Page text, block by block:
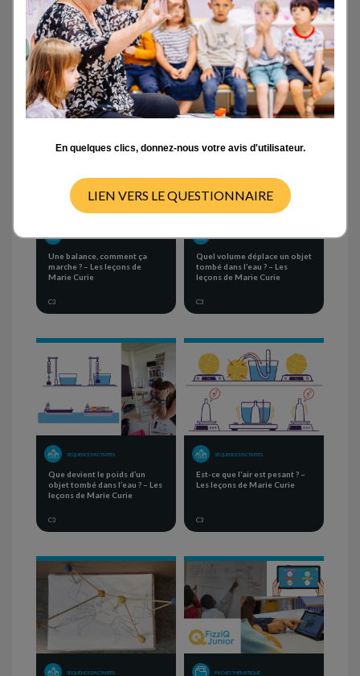
Activités en classe
- TOUT - CYCLE 1 CYCLE 2 CYCLE 3 CYCLE 4
Une balance, comment ça
marche ? – Les leçons de
Marie Curie
C3
Quel volume déplace un objet
tombé dans l’eau ? – Les
leçons de Marie Curie
C3
SÉQUENCE D'ACTIVITÉS
Que devient le poids d’un
objet tombé dans l’eau ? – Les
leçons de Marie Curie
C3
SÉQUENCE D'ACTIVITÉS
Est-ce que l’air est pesant ? –
Les leçons de Marie Curie
C3
SÉQUENCE D'ACTIVITÉS PROJET THÉMATIQUE
En quelques clics, donnez-nous votre avis d'utilisateur.
LIEN VERS LE QUESTIONNAIRE